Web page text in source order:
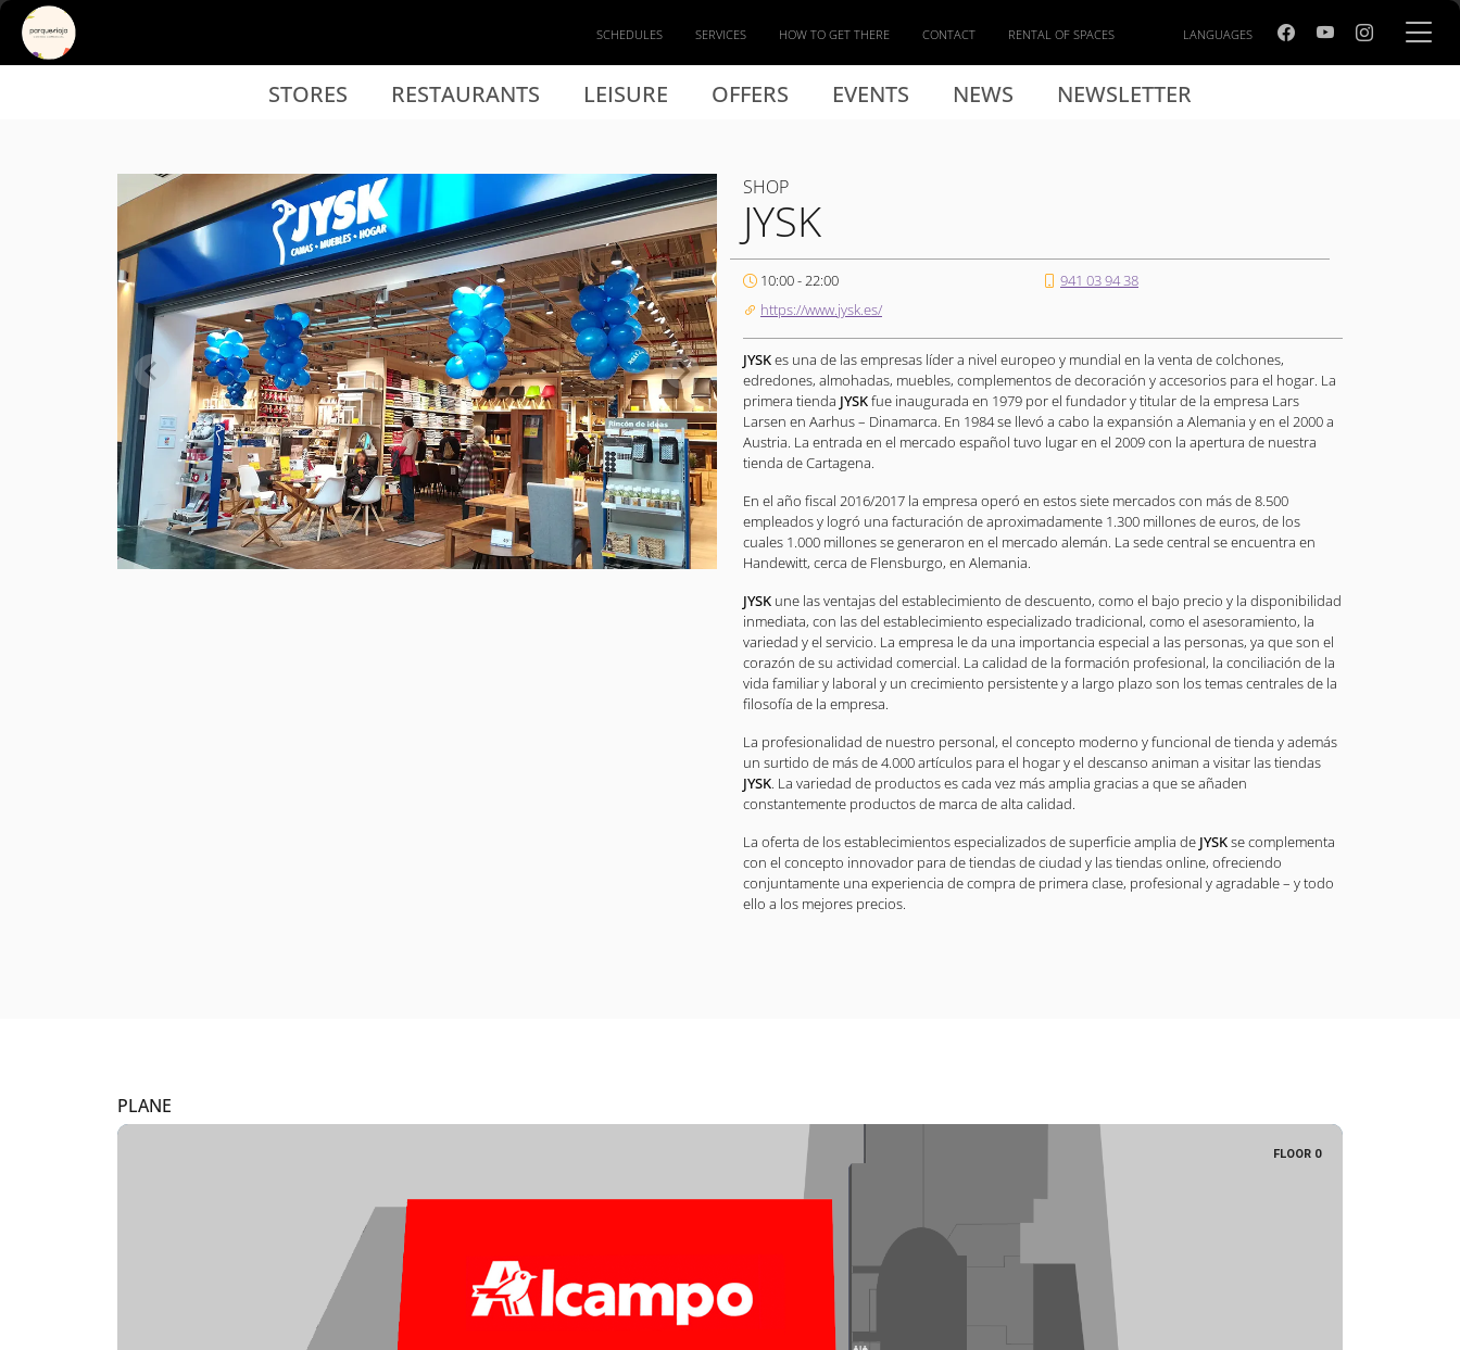
Ir al contenido principal
STORES RESTAURANTS LEISURE OFFERS EVENTS NEWS NEWSLETTER
SCHEDULES SERVICES HOW TO GET THERE CONTACT RENTAL OF SPACES LANGUAGES
SHOP
JYSK
10:00 - 22:00
941 03 94 38
https://www.jysk.es/
JYSKes una de las empresas líder a nivel europeo y mundial en la venta de colchones,
edredones, almohadas, muebles, complementos de decoración y accesorios para el hogar. La
primera tienda JYSKfue inaugurada en 1979 por el fundador y titular de la empresa Lars
Larsen en Aarhus – Dinamarca. En 1984 se llevó a cabo la expansión a Alemania y en el 2000 a
Austria. La entrada en el mercado español tuvo lugar en el 2009 con la apertura de nuestra
tienda de Cartagena.
En el año fiscal 2016/2017 la empresa operó en estos siete mercados con más de 8.500
empleados y logró una facturación de aproximadamente 1.300 millones de euros, de los
cuales 1.000 millones se generaron en el mercado alemán. La sede central se encuentra en
Handewitt, cerca de Flensburgo, en Alemania.
JYSK une las ventajas del establecimiento de descuento, como el bajo precio y la disponibilidad
inmediata, con las del establecimiento especializado tradicional, como el asesoramiento, la
variedad y el servicio. La empresa le da una importancia especial a las personas, ya que son el
corazón de su actividad comercial. La calidad de la formación profesional, la conciliación de la
vida familiar y laboral y un crecimiento persistente y a largo plazo son los temas centrales de la
filosofía de la empresa.
La profesionalidad de nuestro personal, el concepto moderno y funcional de tienda y además
un surtido de más de 4.000 artículos para el hogar y el descanso animan a visitar las tiendas
JYSK. La variedad de productos es cada vez más amplia gracias a que se añaden
constantemente productos de marca de alta calidad.
La oferta de los establecimientos especializados de superficie amplia de JYSKse complementa
con el concepto innovador para de tiendas de ciudad y las tiendas online, ofreciendo
conjuntamente una experiencia de compra de primera clase, profesional y agradable – y todo
ello a los mejores precios.
PLANE